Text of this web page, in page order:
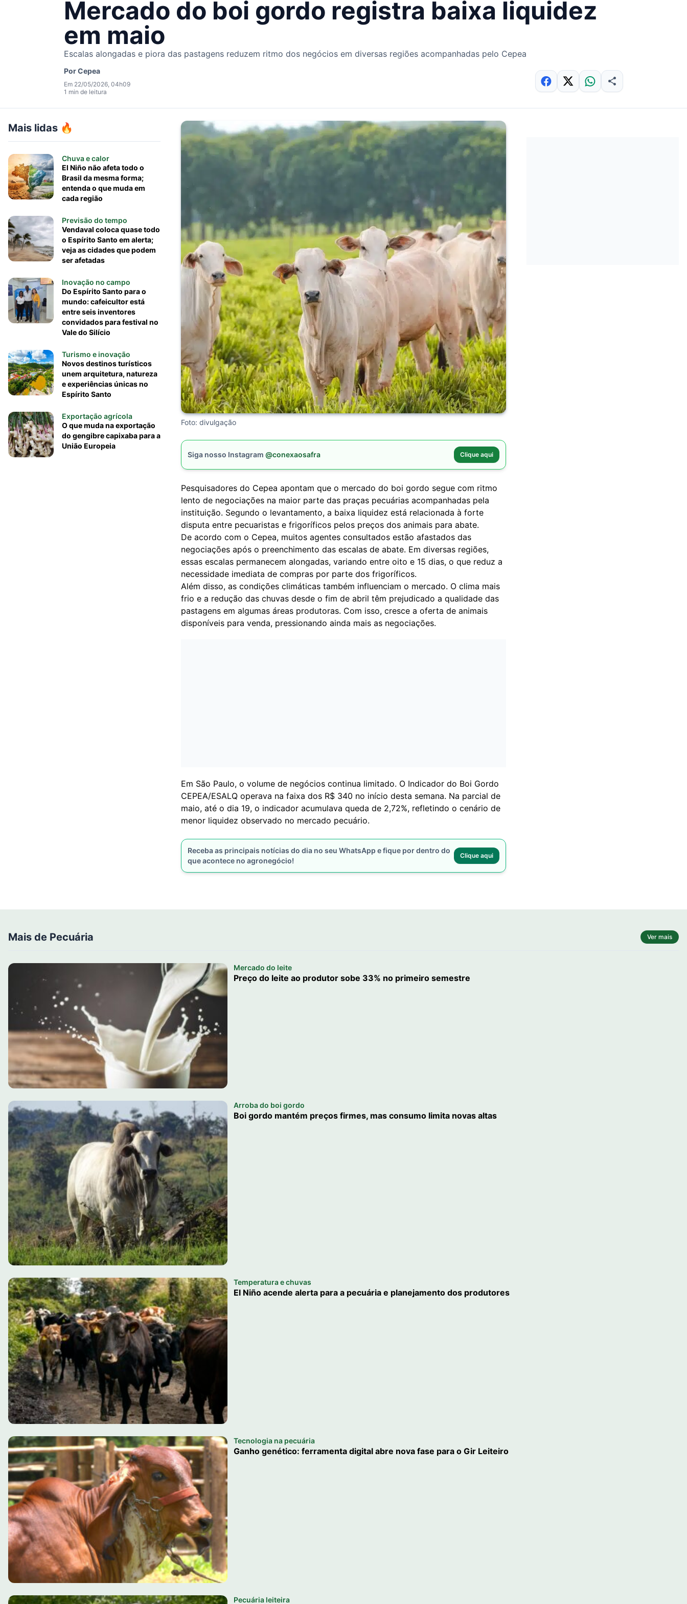
Mercado do boi gordo registra baixa liquidez
em maio
Escalas alongadas e piora das pastagens reduzem ritmo dos negócios em diversas regiões acompanhadas pelo Cepea
PorCepea
Em 22/05/2026, 04h09
1 min de leitura
Mais lidas 🔥
Chuva e calor
El Niño não afeta todo o
Brasil da mesma forma;
entenda o que muda em
cada região
Previsão do tempo
Vendaval coloca quase todo
o Espírito Santo em alerta;
veja as cidades que podem
ser afetadas
Inovação no campo
Do Espírito Santo para o
mundo: cafeicultor está
entre seis inventores
convidados para festival no
Vale do Silício
Turismo e inovação
Novos destinos turísticos
unem arquitetura, natureza
e experiências únicas no
Espírito Santo
Exportação agrícola
O que muda na exportação
do gengibre capixaba para a
União Europeia
Foto: divulgação
Siga nosso Instagram @conexaosafra Clique aqui
Pesquisadores do Cepea apontam que o mercado do boi gordo segue com ritmo
lento de negociações na maior parte das praças pecuárias acompanhadas pela
instituição. Segundo o levantamento, a baixa liquidez está relacionada à forte
disputa entre pecuaristas e frigoríficos pelos preços dos animais para abate.
De acordo com o Cepea, muitos agentes consultados estão afastados das
negociações após o preenchimento das escalas de abate. Em diversas regiões,
essas escalas permanecem alongadas, variando entre oito e 15 dias, o que reduz a
necessidade imediata de compras por parte dos frigoríficos.
Além disso, as condições climáticas também influenciam o mercado. O clima mais
frio e a redução das chuvas desde o fim de abril têm prejudicado a qualidade das
pastagens em algumas áreas produtoras. Com isso, cresce a oferta de animais
disponíveis para venda, pressionando ainda mais as negociações.
Em São Paulo, o volume de negócios continua limitado. O Indicador do Boi Gordo
CEPEA/ESALQ operava na faixa dos R$ 340 no início desta semana. Na parcial de
maio, até o dia 19, o indicador acumulava queda de 2,72%, refletindo o cenário de
menor liquidez observado no mercado pecuário.
Receba as principais notícias do dia no seu WhatsApp e fique por dentro do
que acontece no agronegócio!
Clique aqui
Mais de Pecuária Ver mais
Mercado do leite
Preço do leite ao produtor sobe 33% no primeiro semestre
Arroba do boi gordo
Boi gordo mantém preços firmes, mas consumo limita novas altas
Temperatura e chuvas
El Niño acende alerta para a pecuária e planejamento dos produtores
Tecnologia na pecuária
Ganho genético: ferramenta digital abre nova fase para o Gir Leiteiro
Pecuária leiteira